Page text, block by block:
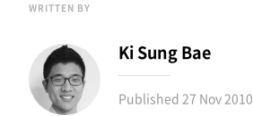
WRITTEN BY
Ki Sung Bae
Published 27 Nov 2010